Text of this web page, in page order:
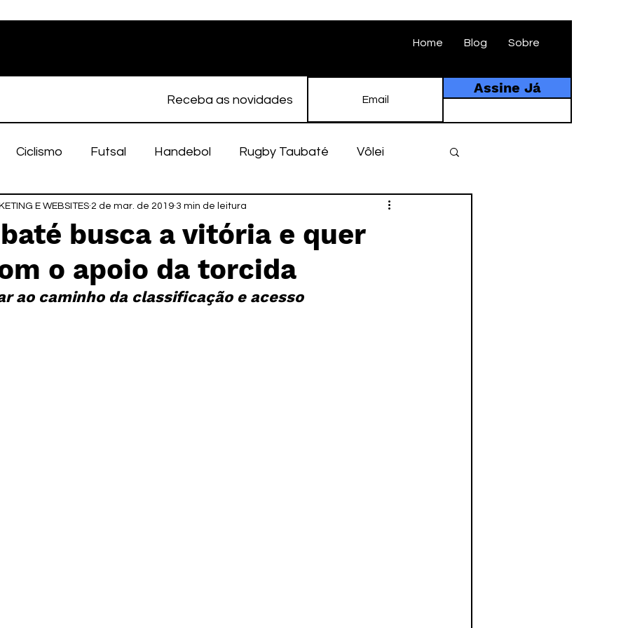
Home Blog Sobre
Receba as novidades
Assine Já
Ciclismo Futsal Handebol Rugby Taubaté Vôlei
Feminino Atletismo EC Taubaté História
Taubaté Fut7 Rugby Fut7
busca a vitória e quer
o apoio da torcida
E WEBSITES 2 de mar. de 2019 3 min de leitura
ao caminho da classificação e acesso